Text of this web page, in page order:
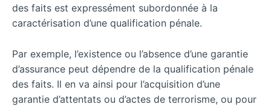
des faits est expressément subordonnée à la
caractérisation d’une qualification pénale.
Par exemple, l’existence ou l’absence d’une garantie
d’assurance peut dépendre de la qualification pénale
des faits. Il en va ainsi pour l’acquisition d’une
garantie d’attentats ou d’actes de terrorisme, ou pour